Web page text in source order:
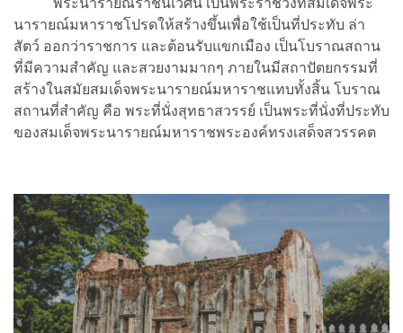
นารายณ์มหาราชโปรดให้สร้างขึ้นเพื่อใช้เป็นที่ประทับ ล่า
สัตว์ ออกว่าราชการ และต้อนรับแขกเมือง เป็นโบราณสถาน
ที่มีความสำคัญ และสวยงามมากๆ ภายในมีสถาปัตยกรรมที่
สร้างในสมัยสมเด็จพระนารายณ์มหาราชแทบทั้งสิ้น โบราณ
สถานที่สำคัญ คือ พระที่นั่งสุทธาสวรรย์ เป็นพระที่นั่งที่ประทับ
ของสมเด็จพระนารายณ์มหาราชพระองค์ทรงเสด็จสวรรคต